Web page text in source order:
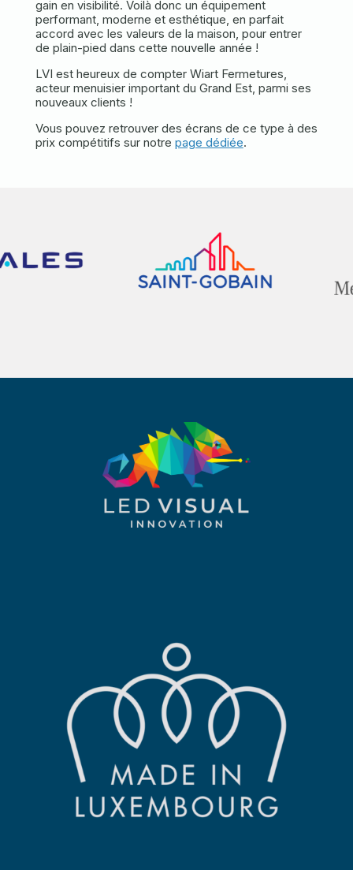
gain en visibilité. Voilà donc un équipement
performant, moderne et esthétique, en parfait
accord avec les valeurs de la maison, pour entrer
de plain-pied dans cette nouvelle année !
LVI est heureux de compter Wiart Fermetures,
acteur menuisier important du Grand Est, parmi ses
nouveaux clients !
Vous pouvez retrouver des écrans de ce type à des
prix compétitifs sur notre page dédiée.